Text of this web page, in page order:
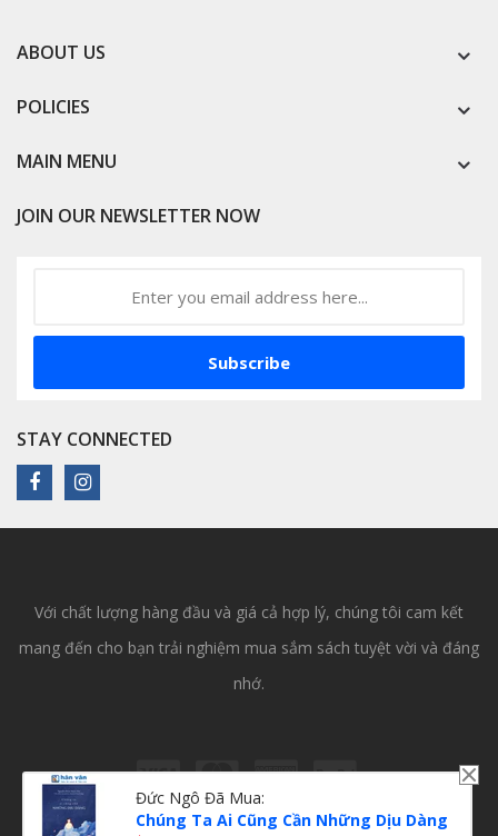
ABOUT US
POLICIES
MAIN MENU
JOIN OUR NEWSLETTER NOW
Subscribe
STAY CONNECTED
Với chất lượng hàng đầu và giá cả hợp lý, chúng tôi cam kết
mang đến cho bạn trải nghiệm mua sắm sách tuyệt vời và đáng
nhớ.
Đức Ngô Đã Mua:
Chúng Ta Ai Cũng Cần Những Dịu Dàng